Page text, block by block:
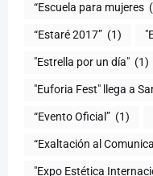
“Escuela para mujeres
“Estaré 2017” (1)
"Estrella por un día" (1)
"Euforia Fest" llega a
“Evento Oficial” (1)
“Exaltación al
"Expo Estética